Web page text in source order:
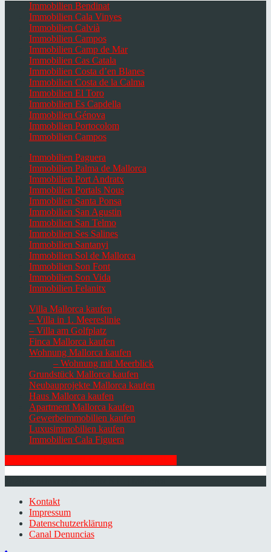
Immobilien Bendinat
Immobilien Cala Vinyes
Immobilien Calvià
Immobilien Campos
Immobilien Camp de Mar
Immobilien Cas Catala
Immobilien Costa d’en Blanes
Immobilien Costa de la Calma
Immobilien El Toro
Immobilien Es Capdella
Immobilien Génova
Immobilien Portocolom
Immobilien Campos
Immobilien Paguera
Immobilien Palma de Mallorca
Immobilien Port Andratx
Immobilien Portals Nous
Immobilien Santa Ponsa
Immobilien San Agustin
Immobilien San Telmo
Immobilien Ses Salines
Immobilien Santanyi
Immobilien Sol de Mallorca
Immobilien Son Font
Immobilien Son Vida
Immobilien Felanitx
Villa Mallorca kaufen
– Villa in 1. Meereslinie
– Villa am Golfplatz
Finca Mallorca kaufen
Wohnung Mallorca kaufen
– Wohnung mit Meerblick
Grundstück Mallorca kaufen
Neubauprojekte Mallorca kaufen
Haus Mallorca kaufen
Apartment Mallorca kaufen
Gewerbeimmobilien kaufen
Luxusimmobilien kaufen
Immobilien Cala Figuera
Kontakt
Impressum
Datenschutzerklärung
Canal Denuncias